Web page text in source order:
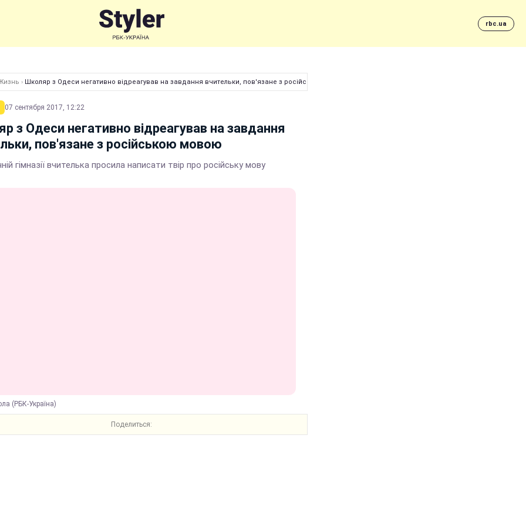
rbc.ua
› Школяр з Одеси негативно відреагував на завдання вчительки, пов'язане з російською мовою
07 сентября 2017, 12:22
з Одеси негативно відреагував на завдання
пов'язане з російською мовою
гімназії вчителька просила написати твір про російську мову
(РБК-Україна)
Поделиться: